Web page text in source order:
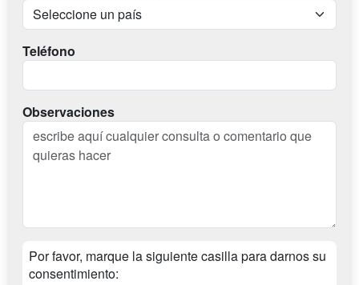
Teléfono
Observaciones
Por favor, marque la siguiente casilla para darnos su
consentimiento: